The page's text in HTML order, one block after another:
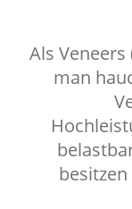
Als
man